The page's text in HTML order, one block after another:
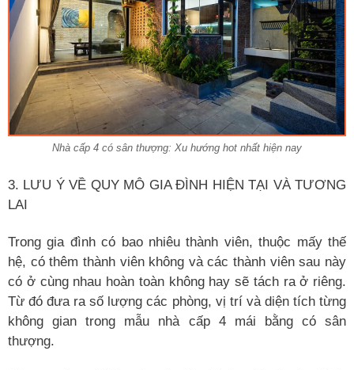
Nhà cấp 4 có sân thượng: Xu hướng hot nhất hiện nay
3. LƯU Ý VỀ QUY MÔ GIA ĐÌNH HIỆN TẠI VÀ TƯƠNG
LAI
Trong gia đình có bao nhiêu thành viên, thuộc mấy thế
hệ, có thêm thành viên không và các thành viên sau này
có ở cùng nhau hoàn toàn không hay sẽ tách ra ở riêng.
Từ đó đưa ra số lượng các phòng, vị trí và diện tích từng
không gian trong mẫu nhà cấp 4 mái bằng có sân
thượng.